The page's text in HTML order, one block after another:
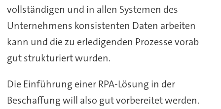
vollständigen und in allen Systemen des
Unternehmens konsistenten Daten arbeiten
kann und die zu erledigenden Prozesse vorab
gut strukturiert wurden.
Die Einführung einer RPA-Lösung in der
Beschaffung will also gut vorbereitet werden.